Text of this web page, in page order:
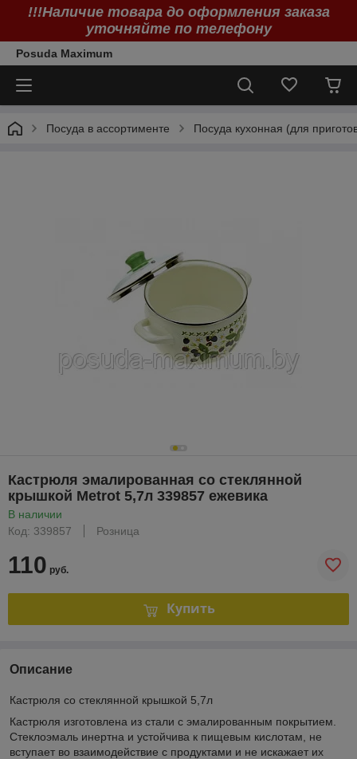
!!!Наличие товара до оформления заказа
уточняйте по телефону
Posuda Maximum
Посуда в ассортименте Посуда кухонная (для
Кастрюля эмалированная со стеклянной
крышкой Metrot 5,7л 339857 ежевика
В наличии
Код: 339857
Розница
110 руб.
Купить
Описание
Кастрюля со стеклянной крышкой 5,7л
Кастрюля изготовлена из стали с эмалированным покрытием.
Стеклоэмаль инертна и устойчива к пищевым кислотам, не
вступает во взаимодействие с продуктами и не искажает их